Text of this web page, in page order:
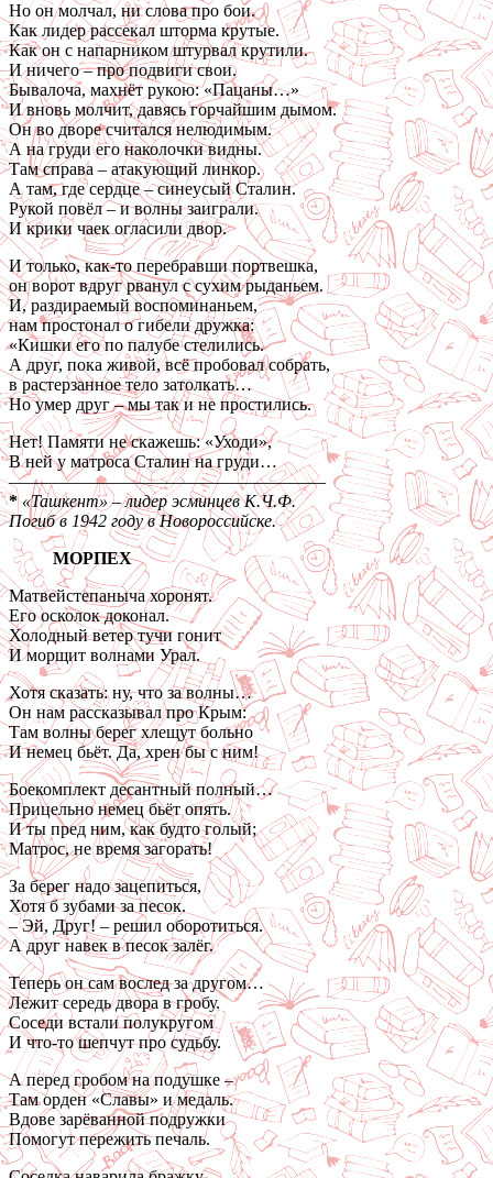
Но он молчал, ни слова про бои.
Как лидер рассекал шторма крутые.
Как он с напарником штурвал крутили.
И ничего – про подвиги свои.
Бывалоча, махнёт рукою: «Пацаны…»
И вновь молчит, давясь горчайшим дымом.
Он во дворе считался нелюдимым.
А на груди его наколочки видны.
Там справа – атакующий линкор.
А там, где сердце – синеусый Сталин.
Рукой повёл – и волны заиграли.
И крики чаек огласили двор.
И только, как-то перебравши портвешка,
он ворот вдруг рванул с сухим рыданьем.
И, раздираемый воспоминаньем,
нам простонал о гибели дружка:
«Кишки его по палубе стелились.
А друг, пока живой, всё пробовал собрать,
в растерзанное тело затолкать…
Но умер друг – мы так и не простились.
Нет! Памяти не скажешь: «Уходи»,
В ней у матроса Сталин на груди…
——————————————————
* «Ташкент» – лидер эсминцев К.Ч.Ф.
Погиб в 1942 году в Новороссийске.
МОРПЕХ
Матвейстепаныча хоронят.
Его осколок доконал.
Холодный ветер тучи гонит
И морщит волнами Урал.
Хотя сказать: ну, что за волны…
Он нам рассказывал про Крым:
Там волны берег хлещут больно
И немец бьёт. Да, хрен бы с ним!
Боекомплект десантный полный…
Прицельно немец бьёт опять.
И ты пред ним, как будто голый;
Матрос, не время загорать!
За берег надо зацепиться,
Хотя б зубами за песок.
– Эй, Друг! – решил оборотиться.
А друг навек в песок залёг.
Теперь он сам вослед за другом…
Лежит середь двора в гробу.
Соседи встали полукругом
И что-то шепчут про судьбу.
А перед гробом на подушке –
Там орден «Славы» и медаль.
Вдове зарёванной подружки
Помогут пережить печаль.